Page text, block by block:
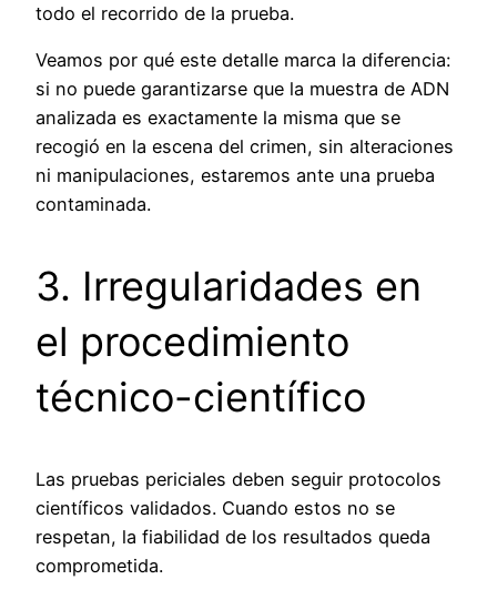
todo el recorrido de la prueba.
Veamos por qué este detalle marca la diferencia:
si no puede garantizarse que la muestra de ADN
analizada es exactamente la misma que se
recogió en la escena del crimen, sin alteraciones
ni manipulaciones, estaremos ante una prueba
contaminada.
3. Irregularidades en
el procedimiento
técnico-científico
Las pruebas periciales deben seguir protocolos
científicos validados. Cuando estos no se
respetan, la fiabilidad de los resultados queda
comprometida.